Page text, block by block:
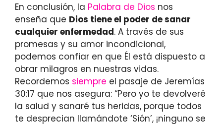
En conclusión, la Palabra de Dios nos
enseña que Dios tiene el poder de sanar
cualquier enfermedad. A través de sus
promesas y su amor incondicional,
podemos confiar en que Él está dispuesto a
obrar milagros en nuestras vidas.
Recordemos siempre el pasaje de Jeremías
30:17 que nos asegura: “Pero yo te devolveré
la salud y sanaré tus heridas, porque todos
te desprecian llamándote ‘Sión’, ¡ninguno se